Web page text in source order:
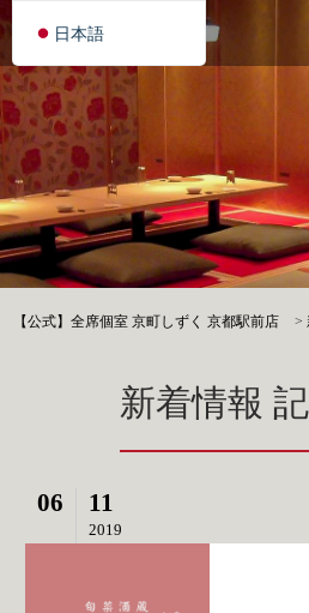
【公式】全席個室 京町しずく 京都駅前店 >
新着情報
06 11
2019
日本語